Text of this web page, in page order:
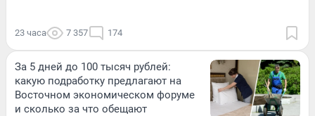
23 часа 7 357 174
За 5 дней до 100 тысяч рублей:
какую подработку предлагают на
Восточном экономическом форуме
и сколько за что обещают